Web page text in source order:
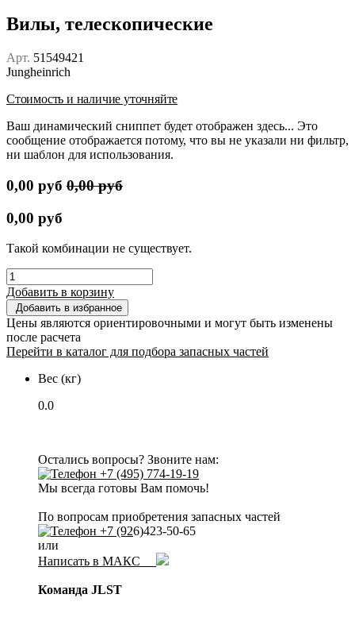
Вилы, телескопические
Арт. 51549421
Jungheinrich
Стоимость и наличие уточняйте
Ваш динамический сниппет будет отображен здесь... Это
сообщение отображается потому, что вы не указали ни фильтр,
ни шаблон для использования.
0,00 руб 0,00руб
0,00 руб
Такой комбинации не существует.
Добавить в корзину
Добавить в избранное
Цены являются ориентировочными и могут быть изменены
после расчета
Перейти в каталог для подбора запасных частей
Вес (кг)
0.0
Остались вопросы? Звоните нам:
+7 (495) 774-19-19
Мы всегда готовы Вам помочь!
По вопросам приобретения запасных частей
+7 (926)423-50-65
или
Написать в МАКС
Команда JLST